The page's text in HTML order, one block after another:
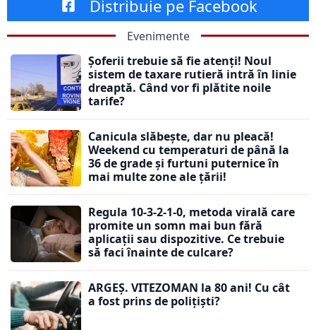
Distribuie pe Facebook
Evenimente
Șoferii trebuie să fie atenți! Noul
sistem de taxare rutieră intră în linie
dreaptă. Când vor fi plătite noile
tarife?
Canicula slăbește, dar nu pleacă!
Weekend cu temperaturi de până la
36 de grade și furtuni puternice în
mai multe zone ale țării!
Regula 10-3-2-1-0, metoda virală care
promite un somn mai bun fără
aplicații sau dispozitive. Ce trebuie
să faci înainte de culcare?
ARGEȘ. VITEZOMAN la 80 ani! Cu cât
a fost prins de polițiști?